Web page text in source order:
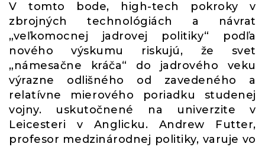
V tomto bode, high-tech pokroky v
zbrojných technológiách a návrat
„veľkomocnej jadrovej politiky“ podľa
nového výskumu riskujú, že svet
„námesačne kráča“ do jadrového veku
výrazne odlišného od zavedeného a
relatívne mierového poriadku studenej
vojny. uskutočnené na univerzite v
Leicesteri v Anglicku. Andrew Futter,
profesor medzinárodnej politiky, varuje vo